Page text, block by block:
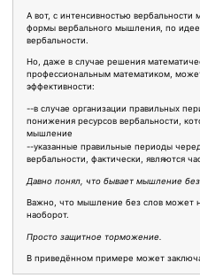
А вот, с интенсивностью
формы вербального мышления, по
вербальности.
Но, даже в случае решения
профессиональным математиком,
эффективности:
--в случае организации правильных
понижения ресурсов вербальности,
мышление
--указанные правильные периоды
вербальности, фактически, являются
Давно понял, что бывает мышление
Важно, что мышление без слов может
наоборот.
Просто защитное торможение.
В приведённом примере может